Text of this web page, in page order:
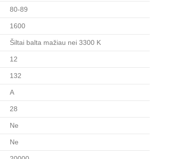
80-89
1600
Šiltai balta mažiau nei 3300 K
12
132
A
28
Ne
Ne